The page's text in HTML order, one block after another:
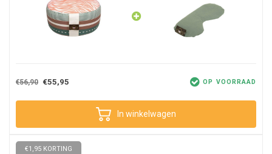
€56,90 €55,95 OP VOORRAAD
In winkelwagen
€1,95 KORTING